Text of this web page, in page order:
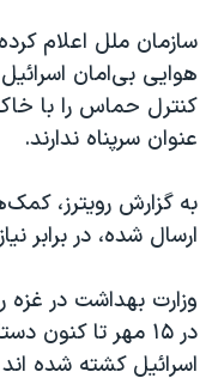
نرگس محمدی برنده
همایش محافظه‌کاران
صفحه‌های ویژه
سازمان ملل اعلام
هوایی بی‌امان
کنترل حماس را با
عنوان سرپناه ندارند.
به گزارش رویترز،
ارسال شده، در برابر
وزارت بهداشت در غزه
اسرائیل کشته شده اند که ۲۰۵۵ نفر آنها کودک